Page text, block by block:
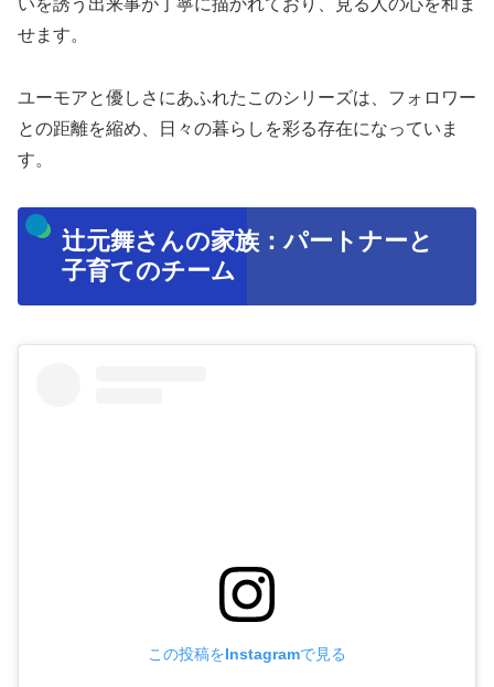
いを誘う出来事が丁寧に描かれており、見る人の心を和ま
せます。
ユーモアと優しさにあふれたこのシリーズは、フォロワー
との距離を縮め、日々の暮らしを彩る存在になっていま
す。
辻元舞さんの家族：パートナーと
子育てのチーム
この投稿をInstagramで見る